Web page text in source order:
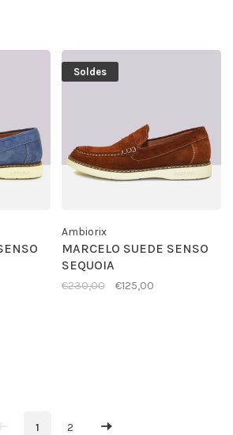
Soldes
Ambiorix
MARCELO SUEDE SENSO
SEQUOIA
€230,00 €125,00
1 2